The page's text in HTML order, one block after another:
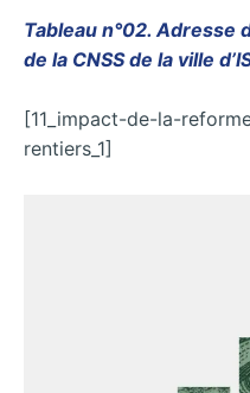
Tableau n°02. Adresse
de la CNSS de la ville
[11_impact-de-la-
rentiers_1]